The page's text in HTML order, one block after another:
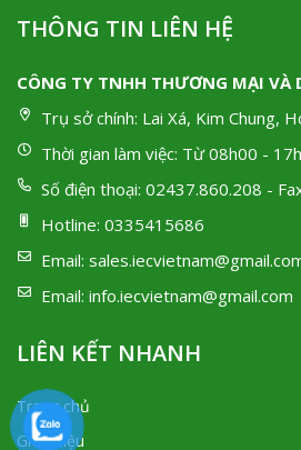
THÔNG TIN LIÊN HỆ
CÔNG TY TNHH THƯƠNG MẠI VÀ
Trụ sở chính: Lai Xá, Kim Chung,
Thời gian làm việc: Từ 08h00 -
Số điện thoại: 02437.860.208 -
Hotline: 0335415686
Email:
Email: info.iecvietnam@gmail.com
LIÊN KẾT NHANH
Trang chủ
Giới thiệu